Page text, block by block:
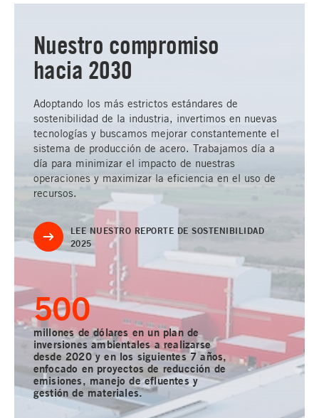
Nuestro compromiso
hacia 2030
Adoptando los más estrictos estándares de
sostenibilidad de la industria, invertimos en nuevas
tecnologías y buscamos mejorar constantemente el
sistema de producción de acero. Trabajamos día a
día para minimizar el impacto de nuestras
operaciones y maximizar la eficiencia en el uso de
recursos.
LEE NUESTRO REPORTE DE SOSTENIBILIDAD
2025
500
millones de dólares en un plan de
inversiones ambientales a realizarse
desde 2020 y en los siguientes 7 años,
enfocado en proyectos de reducción de
emisiones, manejo de efluentes y
gestión de materiales.